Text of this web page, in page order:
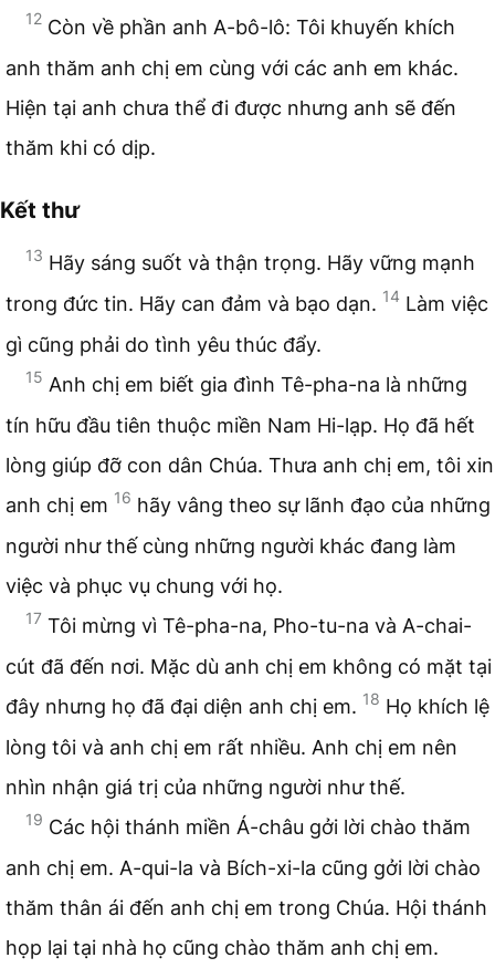
12 Còn về phần anh A-bô-lô: Tôi khuyến khích
anh thăm anh chị em cùng với các anh em khác.
Hiện tại anh chưa thể đi được nhưng anh sẽ đến
thăm khi có dịp.
Kết thư
13 Hãy sáng suốt và thận trọng. Hãy vững mạnh
trong đức tin. Hãy can đảm và bạo dạn. 14 Làm việc
gì cũng phải do tình yêu thúc đẩy.
15 Anh chị em biết gia đình Tê-pha-na là những
tín hữu đầu tiên thuộc miền Nam Hi-lạp. Họ đã hết
lòng giúp đỡ con dân Chúa. Thưa anh chị em, tôi xin
anh chị em 16 hãy vâng theo sự lãnh đạo của những
người như thế cùng những người khác đang làm
việc và phục vụ chung với họ.
17 Tôi mừng vì Tê-pha-na, Pho-tu-na và A-chai-
cút đã đến nơi. Mặc dù anh chị em không có mặt tại
đây nhưng họ đã đại diện anh chị em. 18 Họ khích lệ
lòng tôi và anh chị em rất nhiều. Anh chị em nên
nhìn nhận giá trị của những người như thế.
19 Các hội thánh miền Á-châu gởi lời chào thăm
anh chị em. A-qui-la và Bích-xi-la cũng gởi lời chào
thăm thân ái đến anh chị em trong Chúa. Hội thánh
họp lại tại nhà họ cũng chào thăm anh chị em.